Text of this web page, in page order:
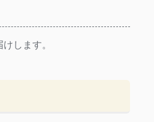
します。